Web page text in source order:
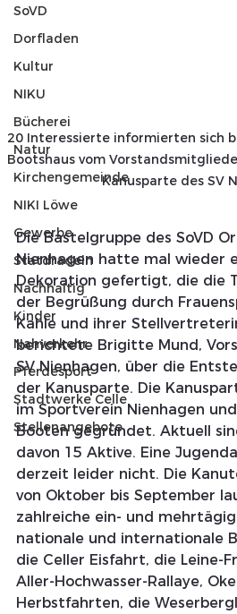
SoVD
Dorfladen
Kultur
NIKU
Bücherei
Natur
Kirchengemeinde
NIKI Löwe
Gewerbe
Statdradeln
Nachhaltig
Kinder
Nahverkehr
Pferdesport
Stadtwerke Celle
Stellenangebote
20 Interessierte informierten sich
Bootshaus vom
Kanusparte des SV
Die Bastelgruppe des SoVD
Nienhagen hatte mal wieder
Dekoration gefertigt, die die
der Begrüßung durch
Kahle und ihrer
berichtete Brigitte Mund,
SV Nienhagen, über die
der Kanusparte. Die
im Sportverein Nienhagen
Booten gegründet. Aktuell
davon 15 Aktive. Eine
derzeit leider nicht. Die
von Oktober bis September
zahlreiche ein- und
nationale und internationale
die Celler Eisfahrt, die Leine-
Aller-Hochwasser-Rallaye,
Herbstfahrten, die